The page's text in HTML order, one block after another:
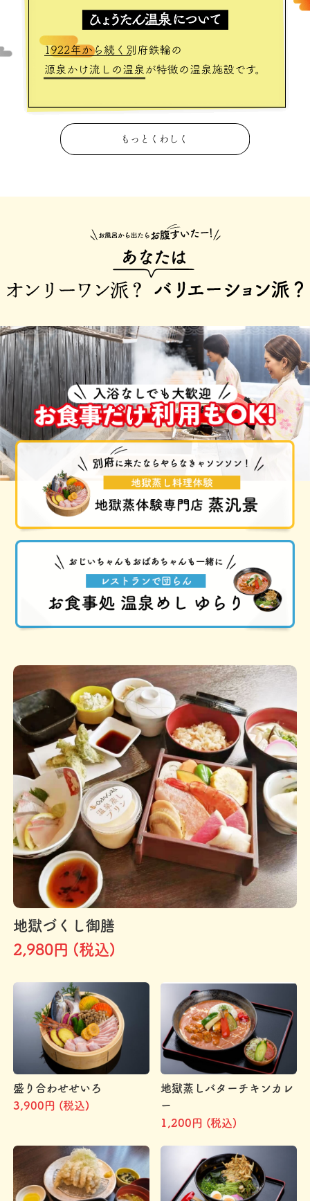
地獄づくし御膳
2,980円 (税込)
盛り合わせせいろ
3,900円 (税込)
地獄蒸しバターチキンカレ
ー
1,200円 (税込)